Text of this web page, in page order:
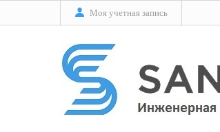
Моя учетная запись